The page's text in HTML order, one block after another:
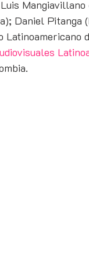
Daniel
Latinoamericano